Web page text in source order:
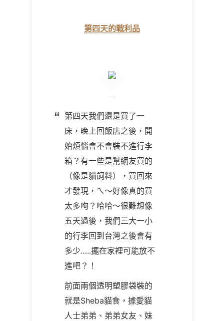
第四天的戰利品
第四天我們還是買了一
床，晚上回飯店之後，開
始煩惱會不會裝不進行李
箱？有一些是幫網友買的
（像是貓飼料），買回來
才發現，ㄟ～好像真的買
太多呴？哈哈～很難想像
五天過後，我們三大一小
的行李回到台灣之後會有
多少…..擺在家裡可能放不
進吧？！
前面兩個透明塑膠袋裝的
就是Sheba貓食，據愛貓
人士弟弟、弟弟女友、妹